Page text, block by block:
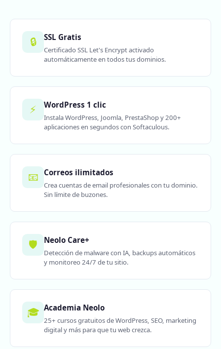
🔒 SSL Gratis
Certificado SSL Let's Encrypt activado
automáticamente en todos tus dominios.
⚡ WordPress 1 clic
Instala WordPress, Joomla, PrestaShop y 200+
aplicaciones en segundos con Softaculous.
📧 Correos ilimitados
Crea cuentas de email profesionales con tu dominio.
Sin límite de buzones.
🛡️ Neolo Care+
Detección de malware con IA, backups automáticos
y monitoreo 24/7 de tu sitio.
🎓 Academia Neolo
25+ cursos gratuitos de WordPress, SEO, marketing
digital y más para que tu web crezca.